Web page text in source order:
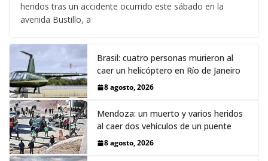
heridos tras un accidente ocurrido este sábado en la
avenida Bustillo, a
Brasil: cuatro personas murieron al
caer un helicóptero en Río de Janeiro
8 agosto, 2026
Mendoza: un muerto y varios heridos
al caer dos vehículos de un puente
8 agosto, 2026